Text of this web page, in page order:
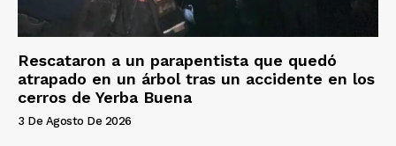
Rescataron a un parapentista que quedó
atrapado en un árbol tras un accidente en los
cerros de Yerba Buena
3 De Agosto De 2026